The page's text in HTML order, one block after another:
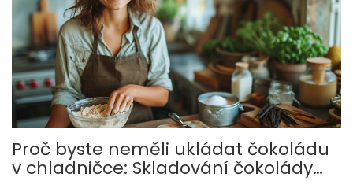
Proč byste neměli ukládat čokoládu
v chladničce: Skladování čokolády